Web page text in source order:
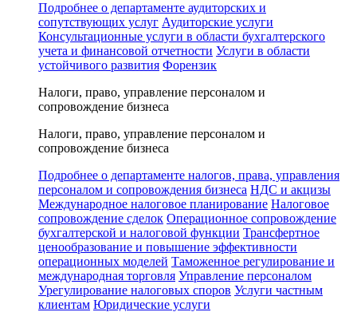
Подробнее о департаменте аудиторских и
сопутствующих услуг Аудиторские услуги
Консультационные услуги в области бухгалтерского
учета и финансовой отчетности Услуги в области
устойчивого развития Форензик
Налоги, право, управление персоналом и
сопровождение бизнеса
Налоги, право, управление персоналом и
сопровождение бизнеса
Подробнее о департаменте налогов, права, управления
персоналом и сопровождения бизнеса НДС и акцизы
Международное налоговое планирование Налоговое
сопровождение сделок Операционное сопровождение
бухгалтерской и налоговой функции Трансфертное
ценообразование и повышение эффективности
операционных моделей Таможенное регулирование и
международная торговля Управление персоналом
Урегулирование налоговых споров Услуги частным
клиентам Юридические услуги